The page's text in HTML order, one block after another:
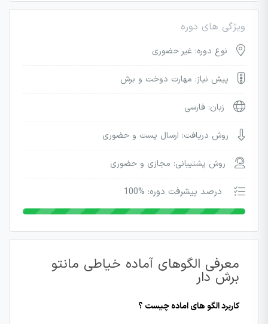
ویژگی های دوره
نوع دوره: غیر حضوری
پیش نیاز: مهارت دوخت و برش
زبان: فارسی
روش دریافت: ارسال پست و حضوری
روش پشتیبانی: مجازی و حضوری
درصد پیشرفت دوره: %100
معرفی الگوهای آماده خیاطی مانتو
برش دار
کاربرد الگو های اماده چیست ؟